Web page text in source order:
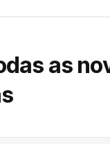
as